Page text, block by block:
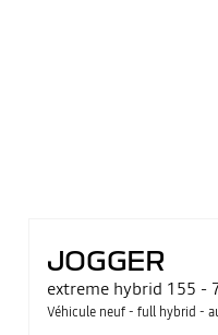
JOGGER
extreme hybrid 155 -
Véhicule neuf - full hybrid -